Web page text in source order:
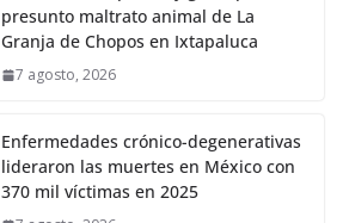
presunto maltrato animal de La
Granja de Chopos en Ixtapaluca
7 agosto, 2026
Enfermedades crónico-degenerativas
lideraron las muertes en México con
370 mil víctimas en 2025